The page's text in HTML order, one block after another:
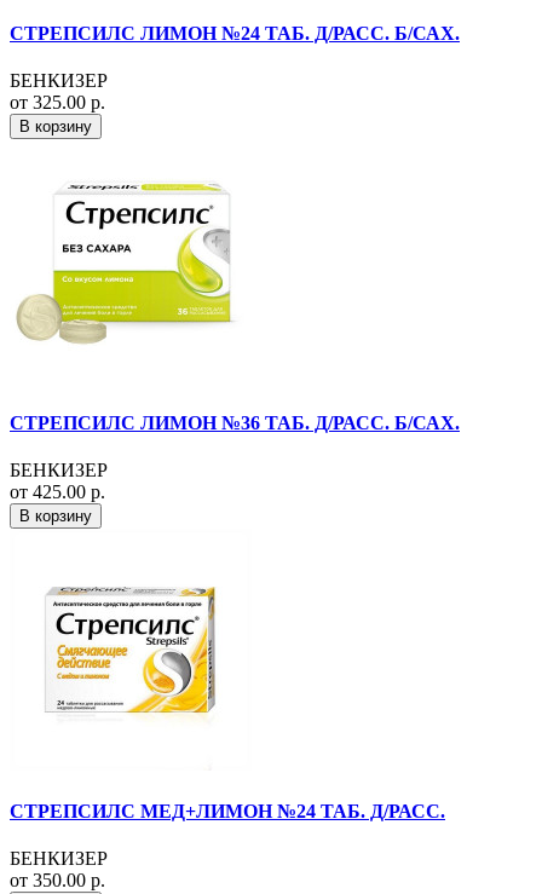
СТРЕПСИЛС ЛИМОН №24 ТАБ. Д/РАСС. Б/САХ.
БЕНКИЗЕР
от 325.00 р.
В корзину
СТРЕПСИЛС ЛИМОН №36 ТАБ. Д/РАСС. Б/САХ.
БЕНКИЗЕР
от 425.00 р.
В корзину
СТРЕПСИЛС МЕД+ЛИМОН №24 ТАБ. Д/РАСС.
БЕНКИЗЕР
от 350.00 р.